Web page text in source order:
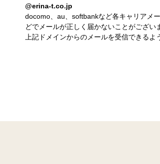
@erina-t.co.jp
docomo、au、softbankなど各キャリアメ
どでメールが正しく届かないことがござい
上記ドメインからのメールを受信できるよ